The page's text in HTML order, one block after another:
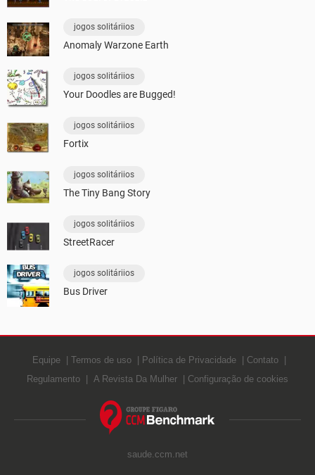
jogos solitáriios
Anomaly Warzone Earth
jogos solitáriios
Your Doodles are Bugged!
jogos solitáriios
Fortix
jogos solitáriios
The Tiny Bang Story
jogos solitáriios
StreetRacer
jogos solitáriios
Bus Driver
Equipe Termos de uso Política de Privacidade
Contato
Regulamento
A Revista Da Mulher Configuração de cookies
saude.ccm.net